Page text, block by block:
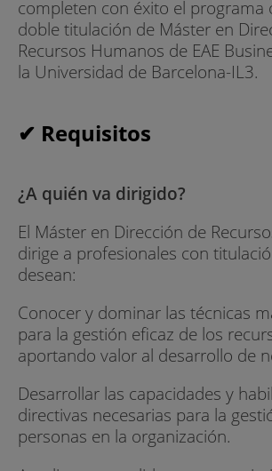
completen con éxito el programa
doble titulación de Máster en
Recursos Humanos de EAE
la Universidad de Barcelona-IL3.
✔ Requisitos
¿A quién va dirigido?
El Máster en Dirección de
dirige a profesionales con
desean:
Conocer y dominar las técnicas
para la gestión eficaz de los
aportando valor al desarrollo de
Desarrollar las capacidades y
directivas necesarias para la
personas en la organización.